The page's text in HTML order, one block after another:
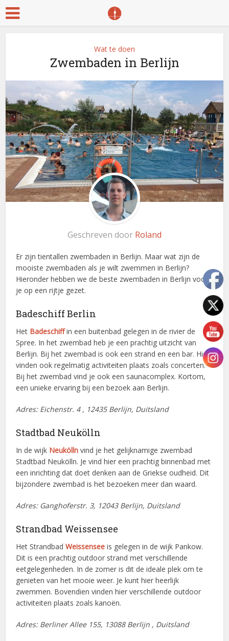
Wat te doen
Zwembaden in Berlijn
Geschreven door Roland
Er zijn tientallen zwembaden in Berlijn. Maar wat zijn de
mooiste zwembaden als je wilt zwemmen in Berlijn?
Hieronder hebben we de beste zwembaden in Berlijn voor
je op een rijtje gezet.
Badeschiff Berlin
Het Badeschiffin een buitenbad gelegen in de rivier de
Spree. In het zwembad heb je een prachtig uitzicht van
Berlijn. Bij het zwembad is ook een strand en een bar. Hier
vinden ook regelmatig activiteiten plaats zoals concerten.
Bij het zwembad vind je ook een saunacomplex. Kortom,
een unieke ervaring bij een bezoek aan Berlijn.
Adres: Eichenstr. 4 , 12435 Berlijn, Duitsland
Stadtbad Neukölln
In de wijk Neukölln vind je het gelijknamige zwembad
Stadtbad Neukölln. Je vind hier een prachtig binnenbad met
een inrichting dat doet denken aan de Griekse oudheid. Dit
bijzondere zwembad is het bezoeken meer dan waard.
Adres: Ganghoferstr. 3, 12043 Berlijn, Duitsland
Strandbad Weissensee
Het StrandbadWeissensee is gelegen in de wijk Pankow.
Dit is een prachtig outdoor strand met verschillende
eetgelegenheden. In de zomer is dit de ideale plek om te
genieten van het mooie weer. Je kunt hier heerlijk
zwemmen. Bovendien vinden hier verschillende outdoor
activiteiten plaats zoals kanoën.
Adres: Berliner Allee 155, 13088 Berlijn , Duitsland